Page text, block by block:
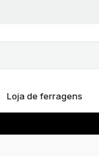
Loja de ferragens